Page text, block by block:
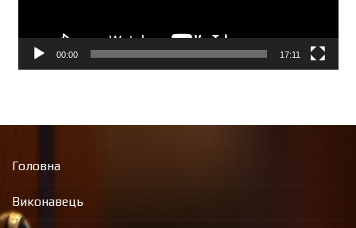
00:00 17:11
Головна
Виконавець